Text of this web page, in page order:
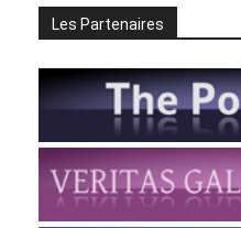
Les Partenaires